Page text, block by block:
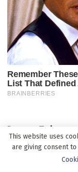
Pos-pos Terbaru
KSP Kawal Hilirisasi
Berjalan melalui
This website uses
are giving consent